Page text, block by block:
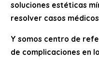
soluciones estéticas
resolver casos
Y somos centro de
de complicaciones en